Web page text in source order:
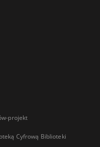
projekt
Cyfrową Biblioteki